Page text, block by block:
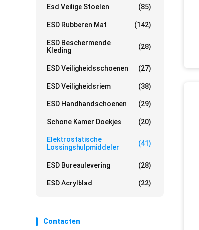
Esd Veilige Stoelen (85)
ESD Rubberen Mat (142)
ESD Beschermende
Kleding
(28)
ESD Veiligheidsschoenen (27)
ESD Veiligheidsriem (38)
ESD Handhandschoenen (29)
Schone Kamer Doekjes (20)
Elektrostatische
Lossingshulpmiddelen
(41)
ESD Bureaulevering (28)
ESD Acrylblad (22)
Contacten